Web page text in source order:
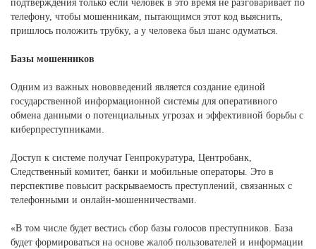
подтверждения только если человек в это время не разговаривает по
телефону, чтобы мошенникам, пытающимся этот код выяснить,
пришлось положить трубку, а у человека был шанс одуматься.
Базы мошенников
Одним из важных нововведений является создание единой
государственной информационной системы для оперативного
обмена данными о потенциальных угрозах и эффективной борьбы с
киберпреступниками.
Доступ к системе получат Генпрокуратура, Центробанк,
Следственный комитет, банки и мобильные операторы. Это в
перспективе повысит раскрываемость преступлений, связанных с
телефонными и онлайн-мошенничествами.
«В том числе будет вестись сбор базы голосов преступников. База
будет формироваться на основе жалоб пользователей и информации